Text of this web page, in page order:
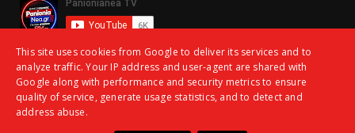
This site uses cookies from Google to deliver its services and to
analyze traffic. Your IP address and user-agent are shared with
Google along with performance and security metrics to ensure
quality of service, generate usage statistics, and to detect and
address abuse.